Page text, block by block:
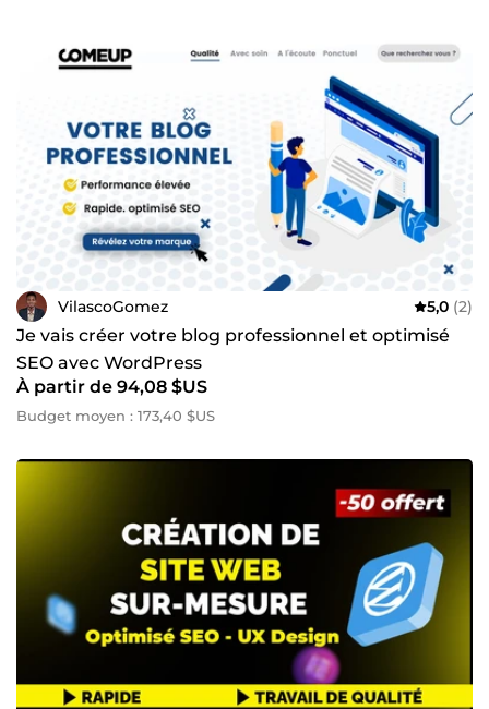
VilascoGomez 5,0 (2)
Je vais créer votre blog professionnel et optimisé
SEO avec WordPress
À partir de 94,08 $US
Budget moyen : 173,40 $US